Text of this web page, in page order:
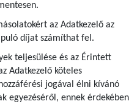
az Adatkezelő az
díjat számíthat fel.
teljesülése és az Érintett
Adatkezelő köteles
jogával élni kívánó
egyezéséről, ennek érdekében